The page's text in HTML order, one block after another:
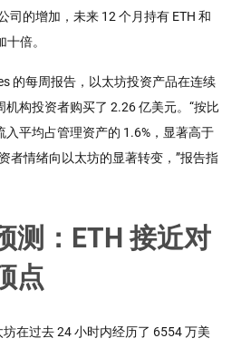
司的增加，未来 12 个月持有 ETH 和
倍。
的每周报告，以太坊投资产品在连续
构投资者购买了 2.26 亿美元。“按比
平均占管理资产的 1.6%，显著高于
者情绪向以太坊的显著转变，”报告指
测：ETH 接近对
点
在过去 24 小时内经历了 6554 万美